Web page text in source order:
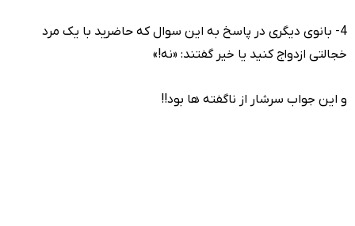
4- بانوی دیگری در پاسخ به این سوال که حاضرید با یک مرد
خجالتی ازدواج کنید یا خیر گفتند: «نه!»
و این جواب سرشار از ناگفته ها بود!!